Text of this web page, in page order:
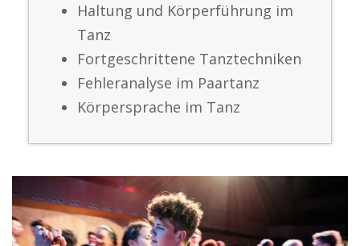
Haltung und Körperführung im
Tanz
Fortgeschrittene Tanztechniken
Fehleranalyse im Paartanz
Körpersprache im Tanz